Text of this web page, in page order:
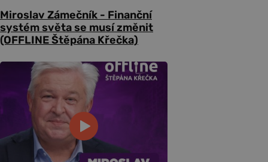
Miroslav Zámečník - Finanční
systém světa se musí změnit
(OFFLINE Štěpána Křečka)